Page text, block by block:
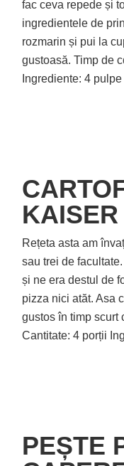
fac ceva repede și
ingredientele de
rozmarin și pui la
gustoasă. Timp de
Ingrediente: 4
Rețeta asta am
sau trei de
și ne era destul de
pizza nici atăt. Asa
gustos în timp
Cantitate: 4 porții
PEȘTE